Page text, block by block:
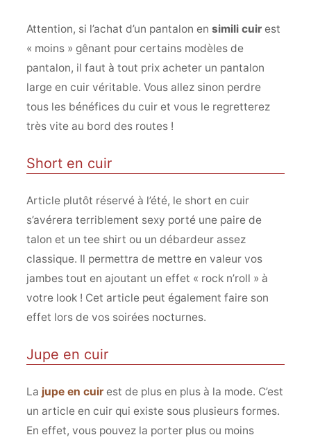
Attention, si l’achat d’un pantalon en simili cuirest
« moins » gênant pour certains modèles de
pantalon, il faut à tout prix acheter un pantalon
large en cuir véritable. Vous allez sinon perdre
tous les bénéfices du cuir et vous le regretterez
très vite au bord des routes !
Short en cuir
Article plutôt réservé à l’été, le short en cuir
s’avérera terriblement sexy porté une paire de
talon et un tee shirt ou un débardeur assez
classique. Il permettra de mettre en valeur vos
jambes tout en ajoutant un effet « rock n’roll » à
votre look ! Cet article peut également faire son
effet lors de vos soirées nocturnes.
Jupe en cuir
La jupe en cuirest de plus en plus à la mode. C’est
un article en cuir qui existe sous plusieurs formes.
En effet, vous pouvez la porter plus ou moins